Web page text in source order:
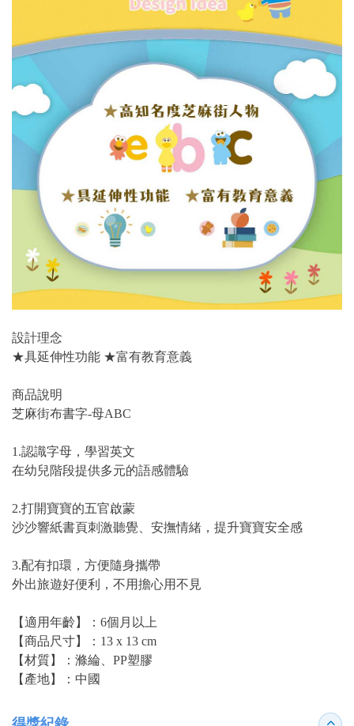
設計理念
★具延伸性功能 ★富有教育意義
商品說明
芝麻街布書字-母ABC
1.認識字母，學習英文
在幼兒階段提供多元的語感體驗
2.打開寶寶的五官啟蒙
沙沙響紙書頁刺激聽覺、安撫情緒，提升寶寶安全感
3.配有扣環，方便隨身攜帶
外出旅遊好便利，不用擔心用不見
【適用年齡】：6個月以上
【商品尺寸】：13 x 13 cm
【材質】：滌綸、PP塑膠
【產地】：中國